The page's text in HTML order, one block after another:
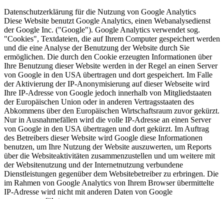
Datenschutzerklärung für die Nutzung von Google Analytics
Diese Website benutzt Google Analytics, einen Webanalysedienst
der Google Inc. ("Google"). Google Analytics verwendet sog.
"Cookies", Textdateien, die auf Ihrem Computer gespeichert werden
und die eine Analyse der Benutzung der Website durch Sie
ermöglichen. Die durch den Cookie erzeugten Informationen über
Ihre Benutzung dieser Website werden in der Regel an einen Server
von Google in den USA übertragen und dort gespeichert. Im Falle
der Aktivierung der IP-Anonymisierung auf dieser Webseite wird
Ihre IP-Adresse von Google jedoch innerhalb von Mitgliedstaaten
der Europäischen Union oder in anderen Vertragsstaaten des
Abkommens über den Europäischen Wirtschaftsraum zuvor gekürzt.
Nur in Ausnahmefällen wird die volle IP-Adresse an einen Server
von Google in den USA übertragen und dort gekürzt. Im Auftrag
des Betreibers dieser Website wird Google diese Informationen
benutzen, um Ihre Nutzung der Website auszuwerten, um Reports
über die Websiteaktivitäten zusammenzustellen und um weitere mit
der Websitenutzung und der Internetnutzung verbundene
Dienstleistungen gegenüber dem Websitebetreiber zu erbringen. Die
im Rahmen von Google Analytics von Ihrem Browser übermittelte
IP-Adresse wird nicht mit anderen Daten von Google